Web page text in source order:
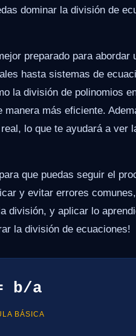
dominar la división de
preparado para abordar
hasta sistemas de
la división de polinomios
más eficiente.
lo que te ayudará a ver
que puedas seguir el
y evitar errores
división, y aplicar lo
la división de ecuaciones!
b/a
BÁSICA